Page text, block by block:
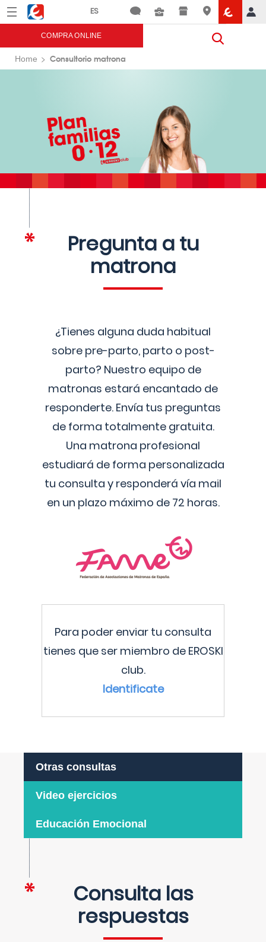
Menú Eroski
COMPRA ONLINE
Home Consultorio matrona
Pregunta a tu
matrona
¿Tienes alguna duda habitual
sobre pre-parto, parto o post-
parto? Nuestro equipo de
matronas estará encantado de
responderte. Envía tus preguntas
de forma totalmente gratuita.
Una matrona profesional
estudiará de forma personalizada
tu consulta y responderá vía mail
en un plazo máximo de 72 horas.
Para poder enviar tu consulta
tienes que ser miembro de EROSKI
club.
Identificate
Otras consultas
Video ejercicios
Educación Emocional
Consulta las
respuestas